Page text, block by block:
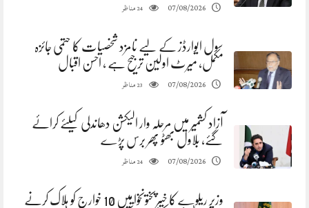
07/08/2026
24مناظر
سول ایوارڈز کے لیے نامزد شخصیات کا حتمی جائزہ
مکمل، میرٹ اولین ترجیح ہے ، احسن اقبال
07/08/2026
23مناظر
آزاد کشمیر میں مرحلہ وار الیکشن دھاندلی کیلئے کرائے
گئے، بلاول بھٹو پھر برس پڑے
07/08/2026
24مناظر
وزیر ریلوے کا خیبرپختونخوا میں 10 خوارج کو ہلاک کرنے